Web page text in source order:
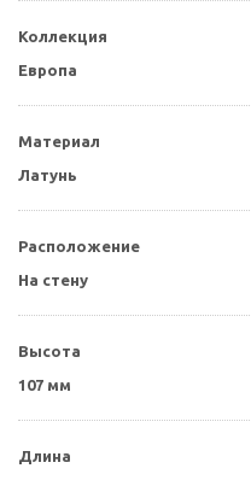
Коллекция
Европа
Материал
Латунь
Расположение
На стену
Высота
107 мм
Длина